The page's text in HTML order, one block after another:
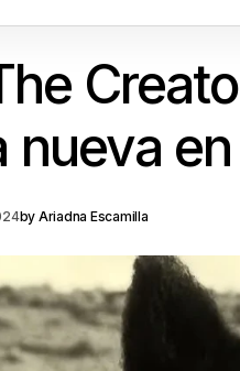
en
by Ariadna Escamilla